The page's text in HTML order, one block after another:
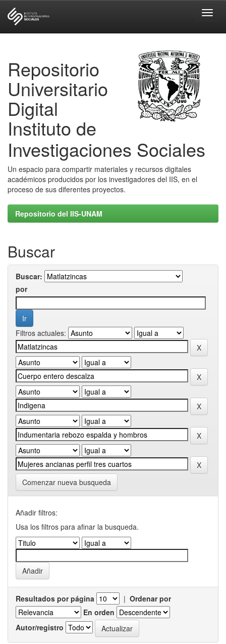
Repositorio
Universitario
Digital
Instituto de
Investigaciones Sociales
Un espacio para compartir materiales y recursos digitales
académicos producidos por los investigadores del IIS, en el
proceso de sus diferentes proyectos.
Repositorio del IIS-UNAM
Buscar
Buscar:
por
Filtros actuales:
Comenzar nueva busqueda
Añadir filtros:
Usa los filtros para afinar la busqueda.
Resultados por página | Ordenar por
En orden
Autor/registro